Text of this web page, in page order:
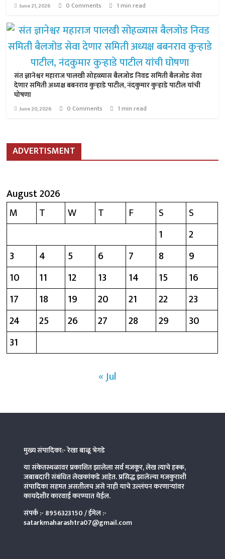
June 21, 2026 0 Comments 1 min read
संत ज्ञानेश्वर महाराज पालखी सोहळ्यास बैलजोड निवड समिती बैलजोड सेवा
देणार समिती अध्यक्ष बबनराव कुऱ्हाडे पाटील, नंदकुमार कुऱ्हाडे पाटील यांची
घोषणा
June 20, 2026 0 Comments 1 min read
ADVERTISMENT
August 2026
M
T W T F S
S
1
2
3
4 5 6 7 8
9
10
11 12 13 14 15
16
17
18 19 20 21 22
23
24
25 26 27 28 29
30
31
« Jul
मुख्य संपादिका:- रेखा बाळू भेगडे
या संकेतस्थळावर प्रकाशित झालेला सर्व मजकूर, लेख त्याचे हक्क,
जबाबदारी संबंधित लेखकांकडे आहेत. प्रसिद्ध झालेल्या मजकुराशी
संपादिकासहमत असतीलच असे नाही याचे उल्लंघन करणाऱ्यांवर
कायदेशीर कारवाई करण्यात येईल.
संपर्क :- 8956323150/ ईमेल :-
satarkmaharashtra07@gmail.com